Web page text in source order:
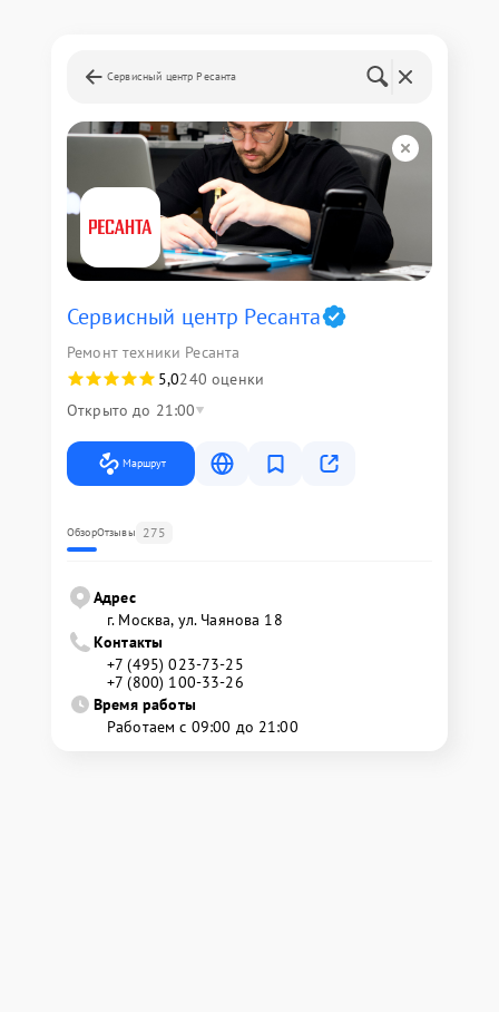
Сервисный центр Ресанта
Сервисный центр Ресанта
Ремонт техники Ресанта
5,0240 оценки
Открыто до 21:00
Маршрут
ОбзорОтзывы 275
Адрес
г. Москва, ул. Чаянова 18
Контакты
+7 (495) 023-73-25
+7 (800) 100-33-26
Время работы
Работаем с 09:00 до 21:00